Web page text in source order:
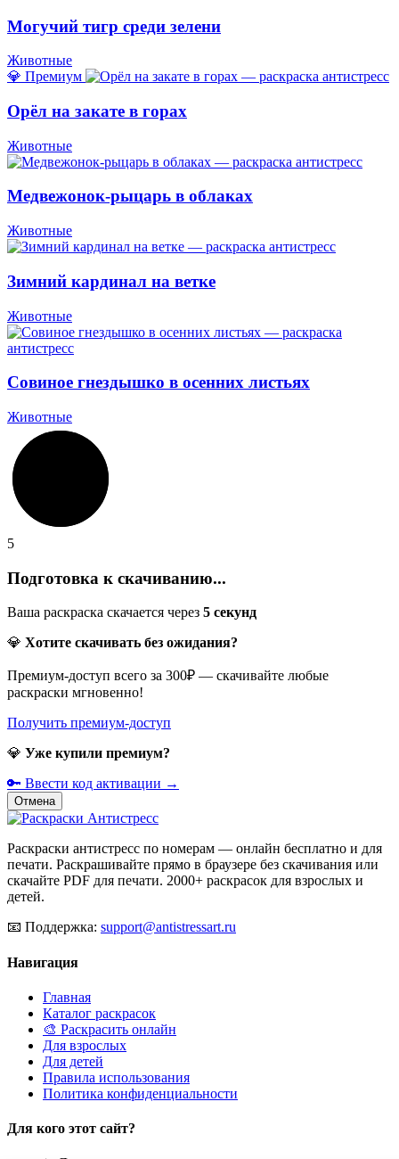
Могучий тигр среди зелени
Животные
💎 Премиум
Орёл на закате в горах
Животные
Медвежонок-рыцарь в облаках
Животные
Зимний кардинал на ветке
Животные
Совиное гнездышко в осенних листьях
Животные
5
Подготовка к скачиванию...
Ваша раскраска скачается через 5 секунд
💎 Хотите скачивать без ожидания?
Премиум-доступ всего за 300₽ — скачивайте любые
раскраски мгновенно!
Получить премиум-доступ
💎 Уже купили премиум?
🔑 Ввести код активации →
Отмена
Раскраски антистресс по номерам — онлайн бесплатно и для
печати. Раскрашивайте прямо в браузере без скачивания или
скачайте PDF для печати. 2000+ раскрасок для взрослых и
детей.
📧 Поддержка: support@antistressart.ru
Навигация
Главная
Каталог раскрасок
🎨 Раскрасить онлайн
Для взрослых
Для детей
Правила использования
Политика конфиденциальности
Для кого этот сайт?